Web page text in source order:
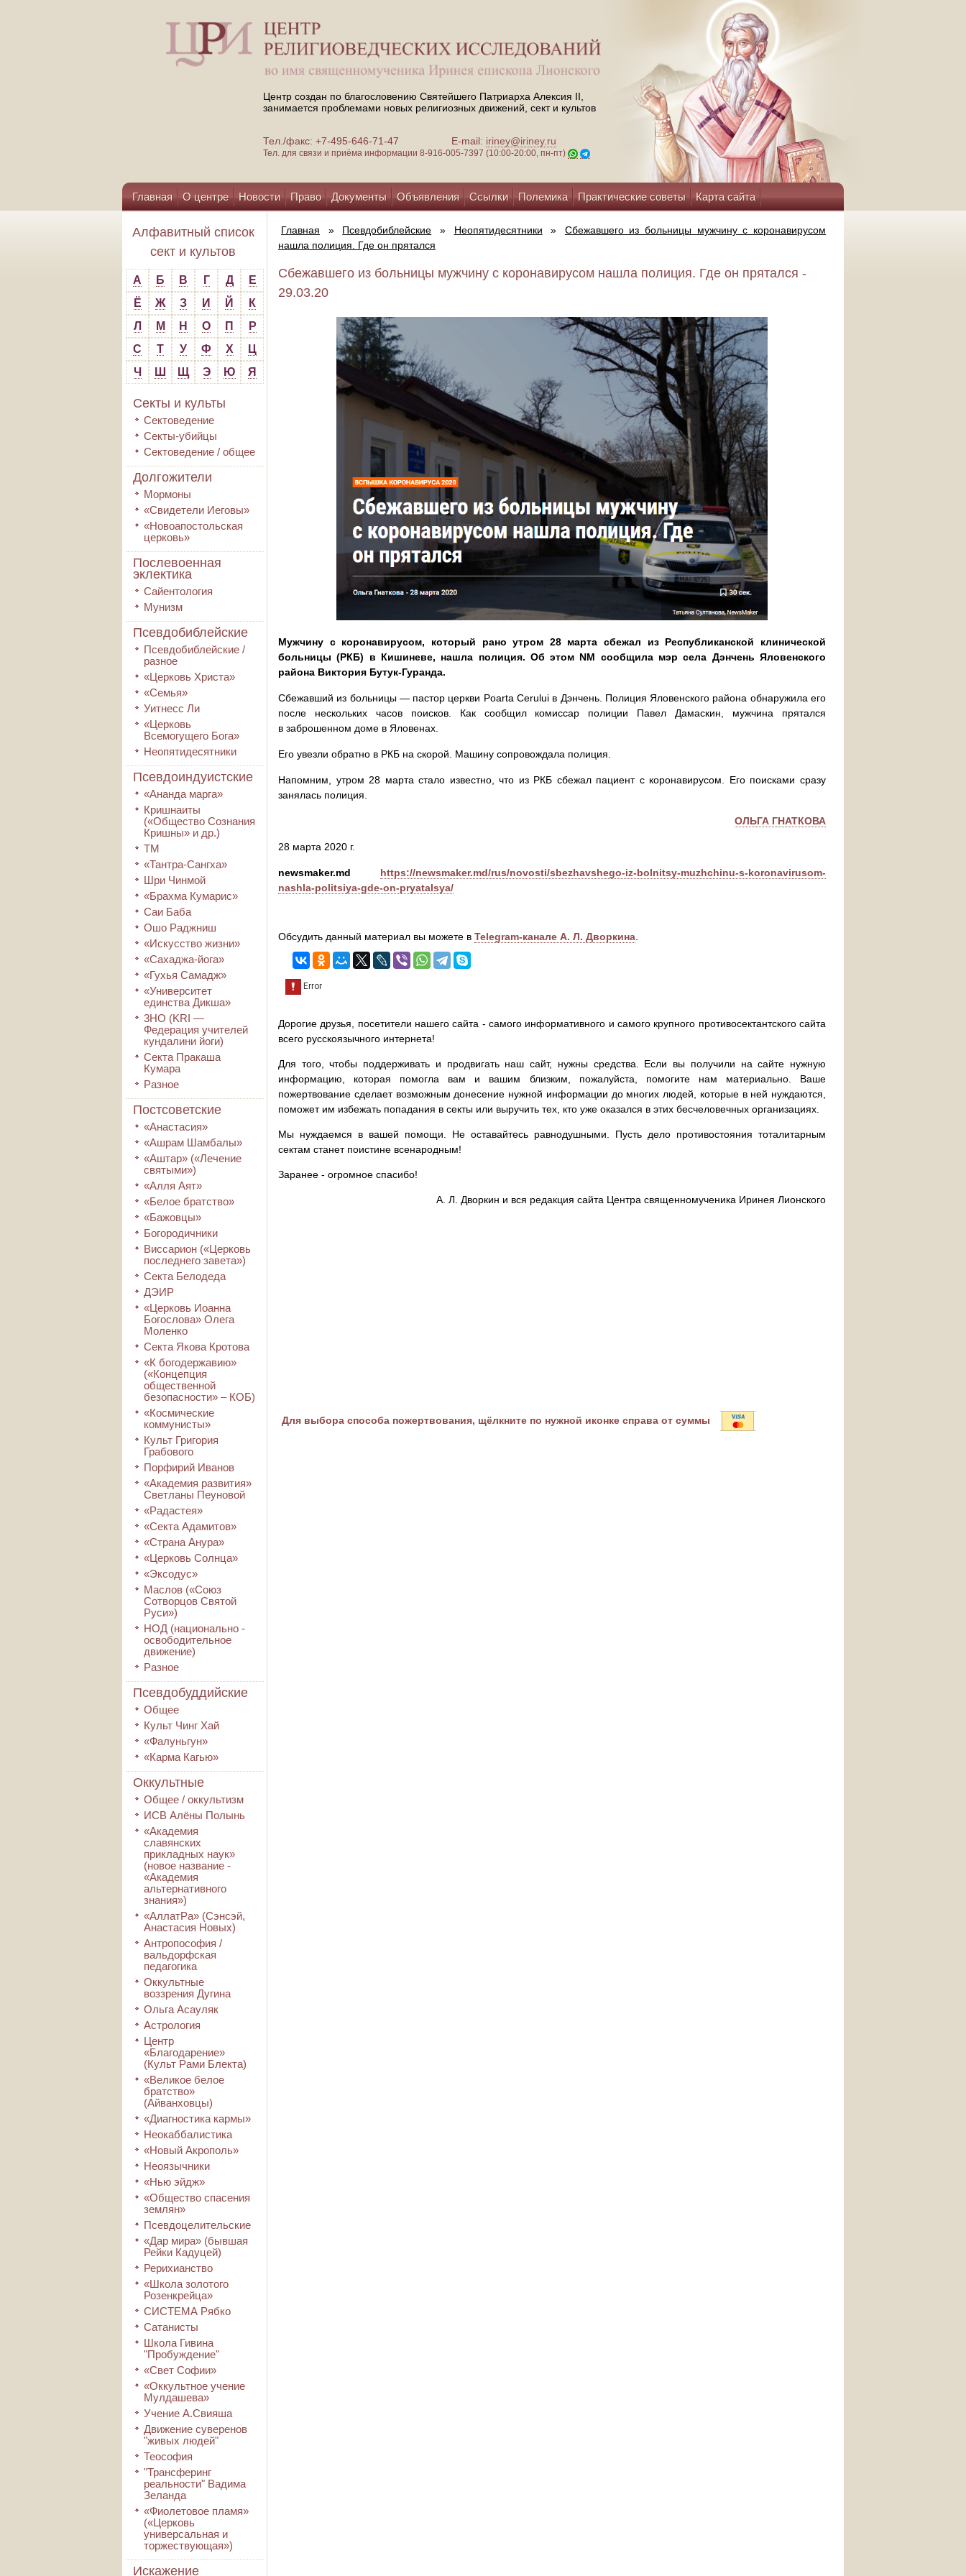
Центр создан по благословению Святейшего Патриарха Алексия II,
занимается проблемами новых религиозных движений, сект и культов
Тел./факс: +7-495-646-71-47 E-mail: iriney@iriney.ru
Тел. для связи и приёма информации 8-916-005-7397 (10:00-20:00, пн-пт)
Главная О центре Новости Право Документы Объявления Ссылки Полемика Практические советы Карта сайта
Помощь центру
Алфавитный список
сект и культов
А Б В Г Д
Е
Ё
Ж З И Й
К
Л
М Н О П
Р
С
Т У Ф Х
Ц
Ч
Ш Щ Э Ю Я
Секты и культы
Сектоведение
Секты-убийцы
Сектоведение / общее
Долгожители
Мормоны
«Свидетели Иеговы»
«Новоапостольская
церковь»
Послевоенная
эклектика
Сайентология
Мунизм
Псевдобиблейские
Псевдобиблейские /
разное
«Церковь Христа»
«Семья»
Уитнесс Ли
«Церковь
Всемогущего Бога»
Неопятидесятники
Псевдоиндуистские
«Ананда марга»
Кришнаиты
(«Общество Сознания
Кришны» и др.)
ТМ
«Тантра-Сангха»
Шри Чинмой
«Брахма Кумарис»
Саи Баба
Ошо Раджниш
«Искусство жизни»
«Сахаджа-йога»
«Гухья Самадж»
«Университет
единства Дикша»
3HO (KRI ―
Федерация учителей
кундалини йоги)
Секта Пракаша
Кумара
Разное
Постсоветские
«Анастасия»
«Ашрам Шамбалы»
«Аштар» («Лечение
святыми»)
«Алля Аят»
«Белое братство»
«Бажовцы»
Богородичники
Виссарион («Церковь
последнего завета»)
Секта Белодеда
ДЭИР
«Церковь Иоанна
Богослова» Олега
Моленко
Секта Якова Кротова
«К богодержавию»
(«Концепция
общественной
безопасности» – КОБ)
«Космические
коммунисты»
Культ Григория
Грабового
Порфирий Иванов
«Академия развития»
Светланы Пеуновой
«Радастея»
«Секта Адамитов»
«Страна Анура»
«Церковь Солнца»
«Эксодус»
Маслов («Союз
Сотворцов Святой
Руси»)
НОД (национально -
освободительное
движение)
Разное
Псевдобуддийские
Общее
Культ Чинг Хай
«Фалуньгун»
«Карма Кагью»
Оккультные
Общее / оккультизм
ИСВ Алёны Полынь
«Академия
славянских
прикладных наук»
(новое название -
«Академия
альтернативного
знания»)
«АллатРа» (Сэнсэй,
Анастасия Новых)
Антропософия /
вальдорфская
педагогика
Оккультные
воззрения Дугина
Ольга Асауляк
Астрология
Центр
«Благодарение»
(Культ Рами Блекта)
«Великое белое
братство»
(Айванховцы)
«Диагностика кармы»
Неокаббалистика
«Новый Акрополь»
Неоязычники
«Нью эйдж»
«Общество спасения
землян»
Псевдоцелительские
«Дар мира» (бывшая
Рейки Кадуцей)
Рерихианство
«Школа золотого
Розенкрейца»
СИСТЕМА Рябко
Сатанисты
Школа Гивина
"Пробуждение"
«Свет Софии»
«Оккультное учение
Мулдашева»
Учение А.Свияша
Движение суверенов
"живых людей"
Теософия
"Трансферинг
реальности" Вадима
Зеланда
«Фиолетовое пламя»
(«Церковь
универсальная и
торжествующая»)
Искажение
Главная » Псевдобиблейские » Неопятидесятники »
Сбежавшего из больницы мужчину с коронавирусом
нашла полиция. Где он прятался
Сбежавшего из больницы мужчину с коронавирусом нашла полиция. Где он прятался -
29.03.20
Мужчину с коронавирусом, который рано утром 28 марта сбежал из Республиканской клинической
больницы (РКБ) в Кишиневе, нашла полиция. Об этом NM сообщила мэр села Дэнчень Яловенского
района Виктория Бутук-Гуранда.
Сбежавший из больницы — пастор церкви Poarta Cerului в Дэнчень. Полиция Яловенского района обнаружила его
после нескольких часов поисков. Как сообщил комиссар полиции Павел Дамаскин, мужчина прятался
в заброшенном доме в Яловенах.
Его увезли обратно в РКБ на скорой. Машину сопровождала полиция.
Напомним, утром 28 марта стало известно, что из РКБ сбежал пациент с коронавирусом. Его поисками сразу
занялась полиция.
ОЛЬГА ГНАТКОВА
28 марта 2020 г.
newsmaker.md
https://newsmaker.md/rus/novosti/sbezhavshego-iz-bolnitsy-muzhchinu-s-koronavirusom-
nashla-politsiya-gde-on-pryatalsya/
Обсудить данный материал вы можете в Telegram-канале А. Л. Дворкина
Дорогие друзья, посетители нашего сайта - самого информативного и самого крупного противосектантского сайта
всего русскоязычного интернета!
Для того, чтобы поддерживать и продвигать наш сайт, нужны средства. Если вы получили на сайте нужную
информацию, которая помогла вам и вашим близким, пожалуйста, помогите нам материально. Ваше
пожертвование сделает возможным донесение нужной информации до многих людей, которые в ней нуждаются,
поможет им избежать попадания в секты или выручить тех, кто уже оказался в этих бесчеловечных организациях.
Мы нуждаемся в вашей помощи. Не оставайтесь равнодушными. Пусть дело противостояния тоталитарным
сектам станет поистине всенародным!
Заранее - огромное спасибо!
А. Л. Дворкин и вся редакция сайта Центра священномученика Иринея Лионского
Для выбора способа пожертвования, щёлкните по нужной иконке справа от суммы